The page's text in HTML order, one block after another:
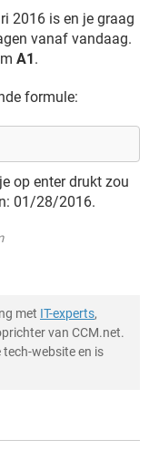
2016 is en je graag
vanaf vandaag.
A1.
formule:
op enter drukt zou
01/28/2016.
met IT-experts,
van CCM.net.
website en is